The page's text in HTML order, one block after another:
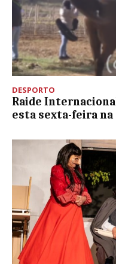
DESPORTO
Raide
esta sexta-feira na